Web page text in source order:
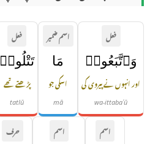
فعل
وَٱتَّبَعُوا۟
اور انہوں نے پیروی کی
wa-ittabaʿū
اسم ضمیر
مَا
اسکی جو
mā
فعل
تَتْلُوا۟
پڑھتے تھے
tatlū
اسم
اسم
حرف